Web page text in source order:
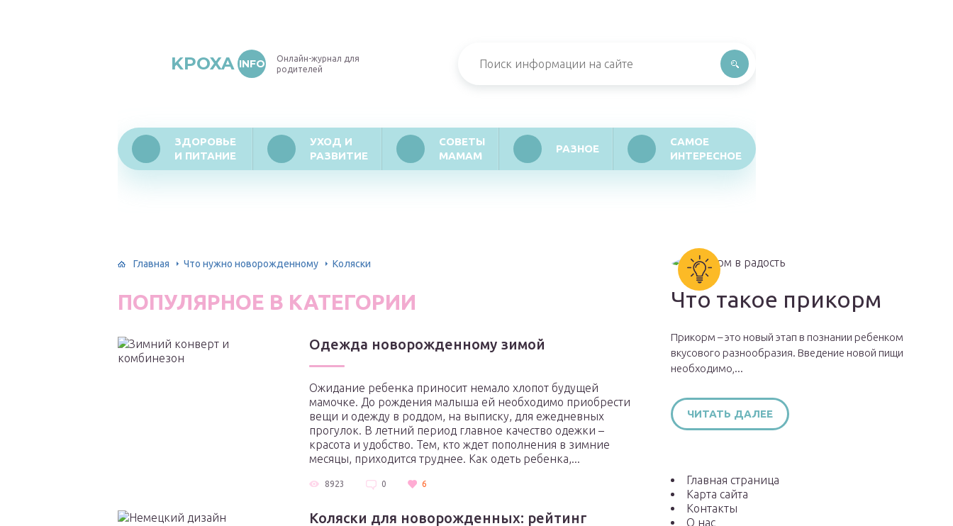
KPOXA INFO
Онлайн-журнал для
родителей
ЗДОРОВЬЕ
И ПИТАНИЕ
УХОД И
РАЗВИТИЕ
СОВЕТЫ
МАМАМ
РАЗНОЕ
САМОЕ
ИНТЕРЕСНОЕ
Главная Что нужно новорожденному Коляски
ПОПУЛЯРНОЕ В КАТЕГОРИИ
Одежда новорожденному зимой
Ожидание ребенка приносит немало хлопот будущей
мамочке. До рождения малыша ей необходимо приобрести
вещи и одежду в роддом, на выписку, для ежедневных
прогулок. В летний период главное качество одежки –
красота и удобство. Тем, кто ждет пополнения в зимние
месяцы, приходится труднее. Как одеть ребенка,...
8923 0 6
Коляски для новорожденных: рейтинг
Что такое прикорм
Прикорм – это новый этап в познании ребенком
вкусового разнообразия. Введение новой пищи
необходимо,...
ЧИТАТЬ ДАЛЕЕ
Главная страница
Карта сайта
Контакты
О нас